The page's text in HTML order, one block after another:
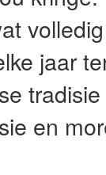
jaar
en